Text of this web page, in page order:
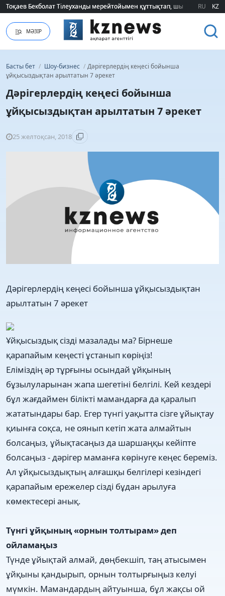
Тоқаев Бекболат Тілеуханды мерейтойымен құттықтап, шығармашылық
Тоқаев Бекболат Тілеуханды мерейтойымен құттықтап, шығармашылық
RU KZ
МӘЗІР
Басты бет / Шоу-бизнес / ​Дәрігерлердің кеңесі бойынша
ұйқысыздықтан арылтатын 7 әрекет
​Дәрігерлердің кеңесі бойынша
ұйқысыздықтан арылтатын 7 әрекет
25 желтоқсан, 2018
​Дәрігерлердің кеңесі бойынша ұйқысыздықтан
арылтатын 7 әрекет
Ұйқысыздық сізді мазалады ма? Бірнеше
қарапайым кеңесті ұстанып көріңіз!
Еліміздің әр тұрғыны осындай ұйқының
бұзылуларынан жапа шегетіні белгілі. Кей кездері
бұл жағдаймен білікті мамандарға да қаралып
жататындары бар. Егер түнгі уақытта сізге ұйықтау
қиынға соқса, не оянып кетіп жата алмайтын
болсаңыз, ұйықтасаңыз да шаршаңқы кейіпте
болсаңыз - дәрігер маманға көрінуге кеңес береміз.
Ал ұйқысыздықтың алғашқы белгілері кезіндегі
қарапайым ережелер сізді бұдан арылуға
көмектесері анық.
Түнгі ұйқының «орнын толтырам» деп
ойламаңыз
Түнде ұйықтай алмай, дөңбекшіп, таң атысымен
ұйқыны қандырып, орнын толтырғыңыз келуі
мүмкін. Мамандардың айтуынша, бұл жақсы ой